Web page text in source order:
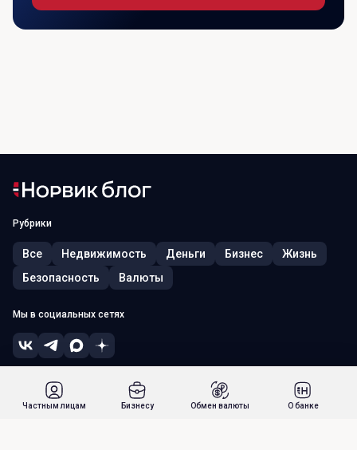
Рубрики
Все Недвижимость Деньги Бизнес
Жизнь
Безопасность
Валюты
Мы в социальных сетях
© 2026, ПАО «Норвик Банк». Лицензия ЦБ РФ № 902 от 09.08.2022 г.
Россия, г. Москва, 115054, ул. Зацепский Вал, д. 5
Частным лицам Бизнесу Обмен валюты О банке